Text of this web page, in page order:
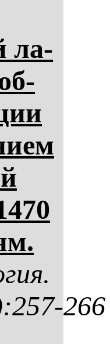
ла­
266